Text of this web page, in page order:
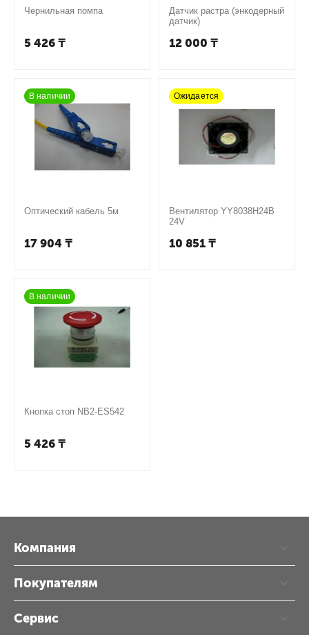
Чернильная помпа
5 426 ₸
Датчик растра (энкодерный
датчик)
12 000 ₸
В наличии
Оптический кабель 5м
17 904 ₸
Ожидается
Вентилятор YY8038H24B
24V
10 851 ₸
В наличии
Кнопка стоп NB2-ES542
5 426 ₸
Компания
Покупателям
Сервис